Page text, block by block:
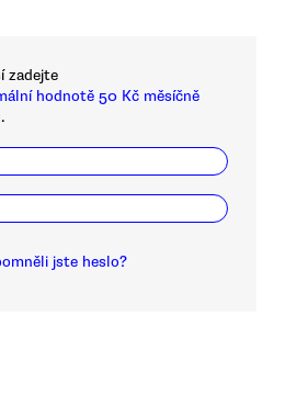
zadejte
hodnotě 50 Kč měsíčně
jste heslo?